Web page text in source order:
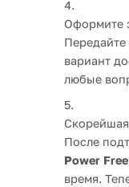
Оформите
Передайте
вариант
любые
После
Power Free
время.